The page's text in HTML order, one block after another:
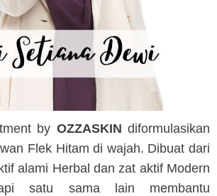
by OZZASKIN diformulasikan
Flek Hitam di wajah. Dibuat dari
alami Herbal dan zat aktif Modern
satu sama lain membantu